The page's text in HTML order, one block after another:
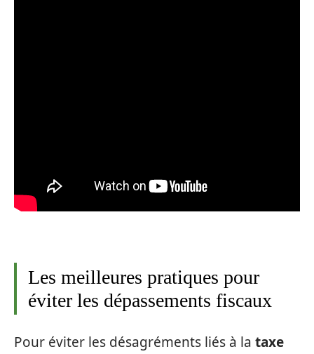
Les meilleures pratiques pour
éviter les dépassements fiscaux
Pour éviter les désagréments liés à la taxe